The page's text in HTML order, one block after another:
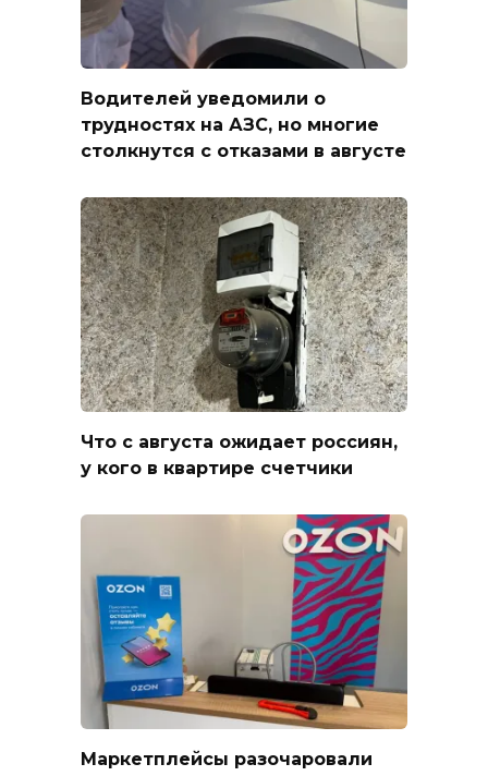
Водителей уведомили о
трудностях на АЗС, но многие
столкнутся с отказами в августе
Что с августа ожидает россиян,
у кого в квартире счетчики
Маркетплейсы разочаровали